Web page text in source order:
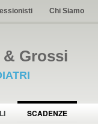
Chi Siamo
Grossi
SCADENZE